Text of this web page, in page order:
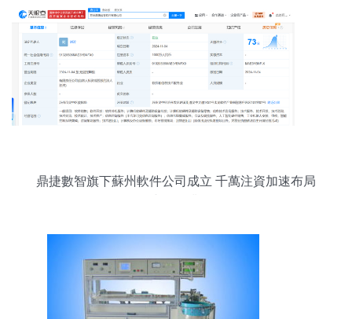
鼎捷數智旗下蘇州軟件公司成立 千萬注資加速布局